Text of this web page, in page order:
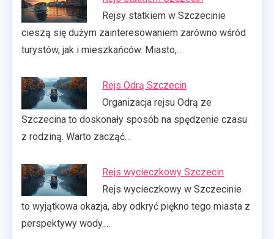
Rejsy statkiem w Szczecinie
cieszą się dużym zainteresowaniem zarówno wśród
turystów, jak i mieszkańców. Miasto,…
Rejs Odrą Szczecin
Organizacja rejsu Odrą ze
Szczecina to doskonały sposób na spędzenie czasu
z rodziną. Warto zacząć…
Rejs wycieczkowy Szczecin
Rejs wycieczkowy w Szczecinie
to wyjątkowa okazja, aby odkryć piękno tego miasta z
perspektywy wody.…